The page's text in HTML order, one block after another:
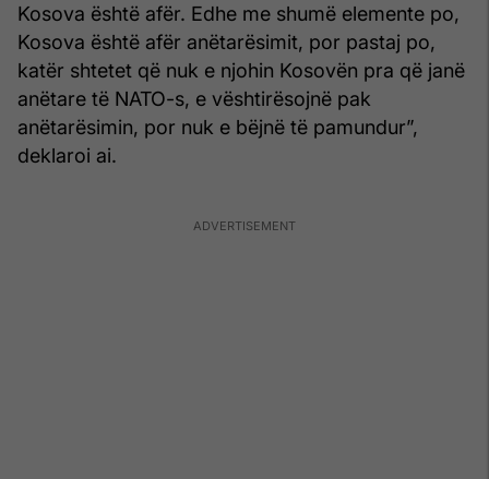
Kosova është afër. Edhe me shumë elemente po,
Kosova është afër anëtarësimit, por pastaj po,
katër shtetet që nuk e njohin Kosovën pra që janë
anëtare të NATO-s, e vështirësojnë pak
anëtarësimin, por nuk e bëjnë të pamundur”,
deklaroi ai.